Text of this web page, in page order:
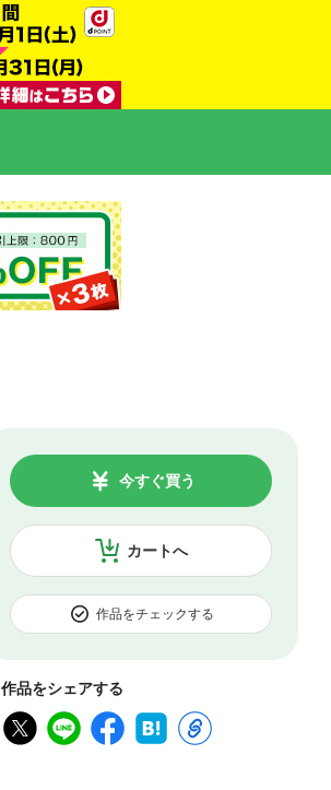
カートへ
今すぐ買う
作品をチェックする
作品をシェアする